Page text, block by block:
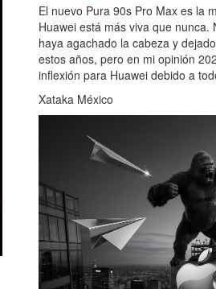
El nuevo Pura 90s Pro Max es la
Huawei está más viva que
haya agachado la cabeza y
estos años, pero en mi opinión
inflexión para Huawei debido a
Xataka México